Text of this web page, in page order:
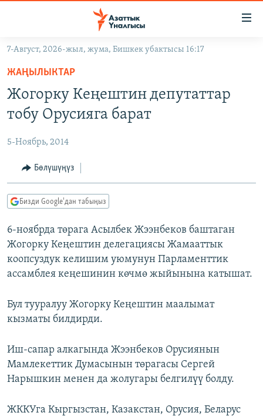
Навигацияга
өтүңүз
Издөөгө
салыңызКЫРГЫЗСТАН
ЭКОНОМИКА
МАДАНИЯТ
ДҮЙНӨ
БОРБОР АЗИЯ
УКРАИНА
АТАЙЫН ИЛИКТӨӨ
ТВ ПРОГРАММАЛАР
ЭКСПЕРТТЕР ТАЛДАЙТ
БИЗ ЖАНА ДҮЙНӨ
ДАНИСТЕ
ЭЖЕ-СИҢДИЛЕР
ЫҢГАЙСЫЗ СУРООЛОР
ӨЗГӨЧӨ ПИКИР
Русский
ОНЛАЙН ШЕРИНЕ
ЭЕ/АРнун бардык сайттары
7-Август, 2026-жыл, жума, Бишкек убактысы 16:17
ЖАҢЫЛЫКТАР
Жогорку Кеңештин депутаттар
тобу Орусияга барат
5-Ноябрь, 2014
Бөлүшүңүз
Бизди Google'дан табыңыз
6-ноябрда төрага Асылбек Жээнбеков баштаган
Жогорку Кеңештин делегациясы Жамааттык
коопсуздук келишим уюмунун Парламенттик
ассамблея кеңешинин көчмө жыйынына катышат.
Бул тууралуу Жогорку Кеңештин маалымат
кызматы билдирди.
Иш-сапар алкагында Жээнбеков Орусиянын
Мамлекеттик Думасынын төрагасы Сергей
Нарышкин менен да жолугары белгилүү болду.
ЖККУга Кыргызстан, Казакстан, Орусия, Беларус